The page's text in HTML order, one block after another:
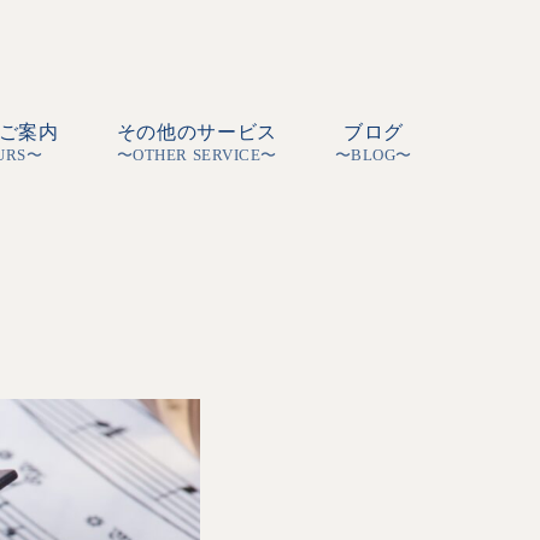
案内
〜
その他のサービス
〜OTHER SERVICE〜
ブログ
〜BLOG〜